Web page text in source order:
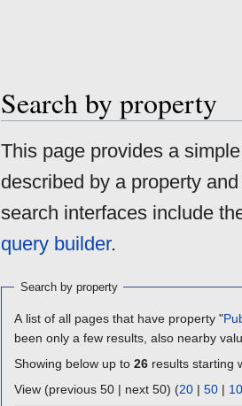
Search by property
Jump
navigation
Jump
search
This page provides a
described by a property
search interfaces include
query builder.
Search by property
A list of all pages that have property "
been only a few results, also nearby
Showing below up to 26 results starting
View (previous 50 | next 50) (20 | 50 |